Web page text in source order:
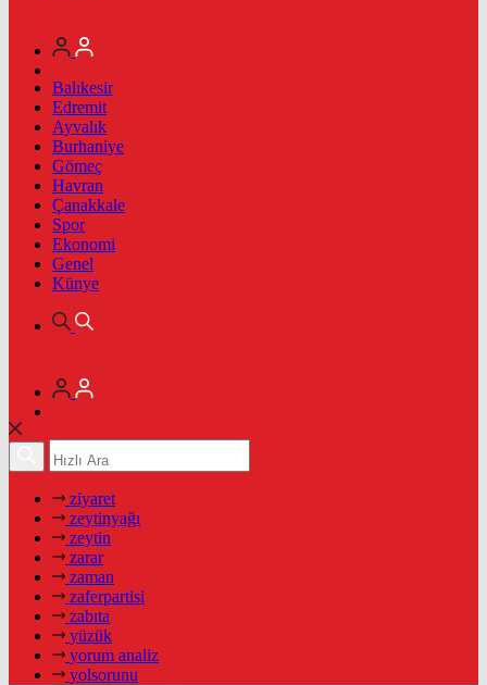
Balıkesir
Edremit
Ayvalık
Burhaniye
Gömeç
Havran
Çanakkale
Spor
Ekonomi
Genel
Künye
ziyaret
zeytinyağı
zeytin
zarar
zaman
zaferpartisi
zabıta
yüzük
yorum analiz
yolsorunu